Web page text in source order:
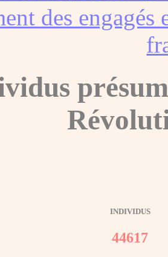
des
INDIVIDUS
44617